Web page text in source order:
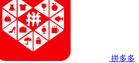
拼多多